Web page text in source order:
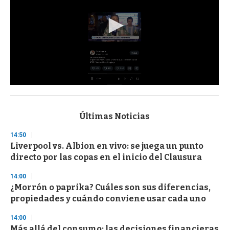
s
d
s
o
f
3
s
e
c
n
d
Últimas Noticias
14:50
Liverpool vs. Albion en vivo: se juega un punto
directo por las copas en el inicio del Clausura
14:00
¿Morrón o paprika? Cuáles son sus diferencias,
propiedades y cuándo conviene usar cada uno
14:00